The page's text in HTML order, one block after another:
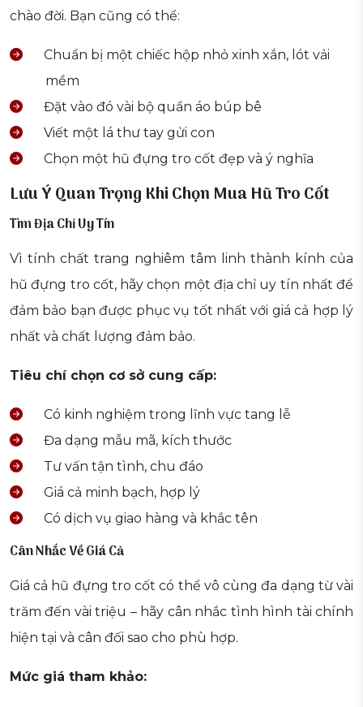
chào đời. Bạn cũng có thể:
Chuẩn bị một chiếc hộp nhỏ xinh xắn, lót vải
mềm
Đặt vào đó vài bộ quần áo búp bê
Viết một lá thư tay gửi con
Chọn một hũ đựng tro cốt đẹp và ý nghĩa
Lưu Ý Quan Trọng Khi Chọn Mua Hũ Tro Cốt
Tìm Địa Chỉ Uy Tín
Vì tính chất trang nghiêm tâm linh thành kính của
hũ đựng tro cốt, hãy chọn một địa chỉ uy tín nhất để
đảm bảo bạn được phục vụ tốt nhất với giá cả hợp lý
nhất và chất lượng đảm bảo.
Tiêu chí chọn cơ sở cung cấp:
Có kinh nghiệm trong lĩnh vực tang lễ
Đa dạng mẫu mã, kích thước
Tư vấn tận tình, chu đáo
Giá cả minh bạch, hợp lý
Có dịch vụ giao hàng và khắc tên
Cân Nhắc Về Giá Cả
Giá cả hũ đựng tro cốt có thể vô cùng đa dạng từ vài
trăm đến vài triệu – hãy cân nhắc tình hình tài chính
hiện tại và cân đối sao cho phù hợp.
Mức giá tham khảo: